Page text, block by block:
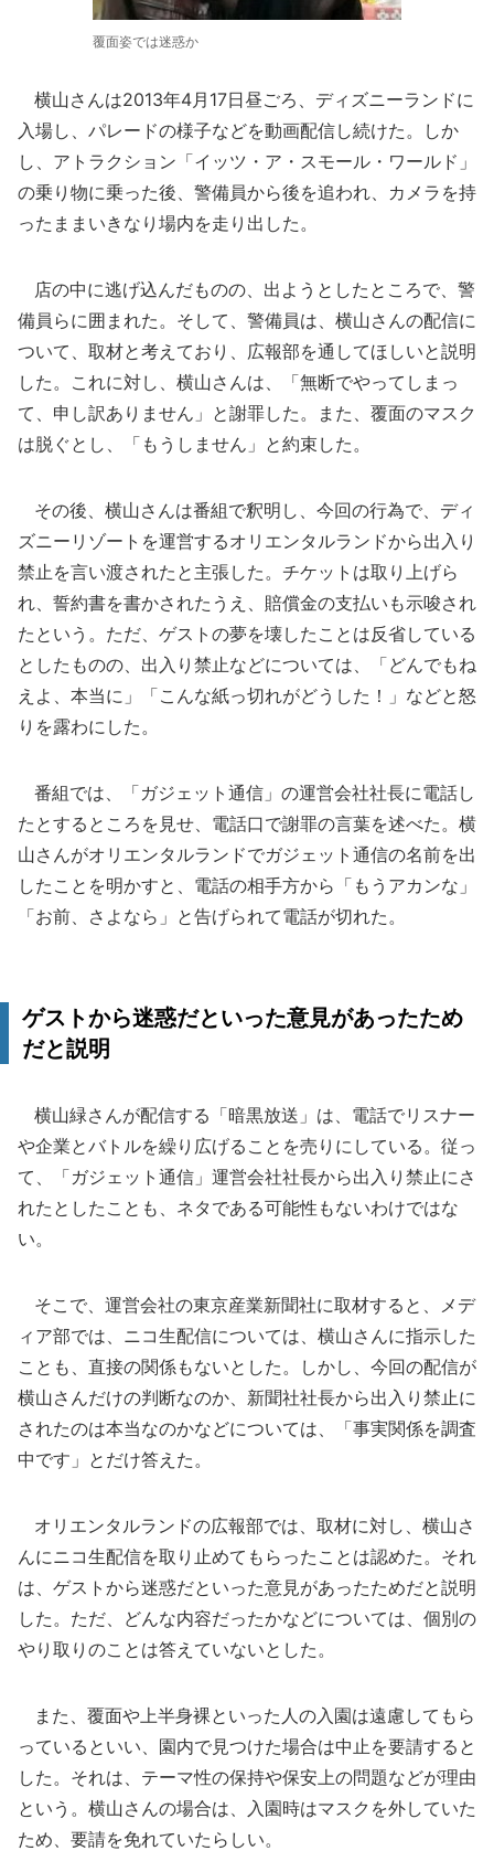
覆面姿では迷惑か
横山さんは2013年4月17日昼ごろ、ディズニーランドに
入場し、パレードの様子などを動画配信し続けた。しか
し、アトラクション「イッツ・ア・スモール・ワールド」
の乗り物に乗った後、警備員から後を追われ、カメラを持
ったままいきなり場内を走り出した。
店の中に逃げ込んだものの、出ようとしたところで、警
備員らに囲まれた。そして、警備員は、横山さんの配信に
ついて、取材と考えており、広報部を通してほしいと説明
した。これに対し、横山さんは、「無断でやってしまっ
て、申し訳ありません」と謝罪した。また、覆面のマスク
は脱ぐとし、「もうしません」と約束した。
その後、横山さんは番組で釈明し、今回の行為で、ディ
ズニーリゾートを運営するオリエンタルランドから出入り
禁止を言い渡されたと主張した。チケットは取り上げら
れ、誓約書を書かされたうえ、賠償金の支払いも示唆され
たという。ただ、ゲストの夢を壊したことは反省している
としたものの、出入り禁止などについては、「どんでもね
えよ、本当に」「こんな紙っ切れがどうした！」などと怒
りを露わにした。
番組では、「ガジェット通信」の運営会社社長に電話し
たとするところを見せ、電話口で謝罪の言葉を述べた。横
山さんがオリエンタルランドでガジェット通信の名前を出
したことを明かすと、電話の相手方から「もうアカンな」
「お前、さよなら」と告げられて電話が切れた。
ゲストから迷惑だといった意見があったため
だと説明
横山緑さんが配信する「暗黒放送」は、電話でリスナー
や企業とバトルを繰り広げることを売りにしている。従っ
て、「ガジェット通信」運営会社社長から出入り禁止にさ
れたとしたことも、ネタである可能性もないわけではな
い。
そこで、運営会社の東京産業新聞社に取材すると、メデ
ィア部では、ニコ生配信については、横山さんに指示した
ことも、直接の関係もないとした。しかし、今回の配信が
横山さんだけの判断なのか、新聞社社長から出入り禁止に
されたのは本当なのかなどについては、「事実関係を調査
中です」とだけ答えた。
オリエンタルランドの広報部では、取材に対し、横山さ
んにニコ生配信を取り止めてもらったことは認めた。それ
は、ゲストから迷惑だといった意見があったためだと説明
した。ただ、どんな内容だったかなどについては、個別の
やり取りのことは答えていないとした。
また、覆面や上半身裸といった人の入園は遠慮してもら
っているといい、園内で見つけた場合は中止を要請すると
した。それは、テーマ性の保持や保安上の問題などが理由
という。横山さんの場合は、入園時はマスクを外していた
ため、要請を免れていたらしい。